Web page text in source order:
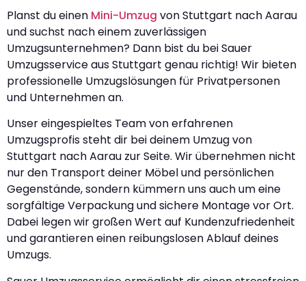
Planst du einen Mini-Umzug von Stuttgart nach Aarau
und suchst nach einem zuverlässigen
Umzugsunternehmen? Dann bist du bei Sauer
Umzugsservice aus Stuttgart genau richtig! Wir bieten
professionelle Umzugslösungen für Privatpersonen
und Unternehmen an.
Unser eingespieltes Team von erfahrenen
Umzugsprofis steht dir bei deinem Umzug von
Stuttgart nach Aarau zur Seite. Wir übernehmen nicht
nur den Transport deiner Möbel und persönlichen
Gegenstände, sondern kümmern uns auch um eine
sorgfältige Verpackung und sichere Montage vor Ort.
Dabei legen wir großen Wert auf Kundenzufriedenheit
und garantieren einen reibungslosen Ablauf deines
Umzugs.